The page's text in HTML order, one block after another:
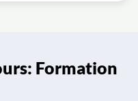
Formation